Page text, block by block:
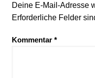
Deine E-Mail-Adresse
Erforderliche Felder
Kommentar *